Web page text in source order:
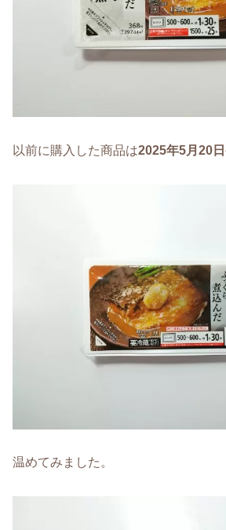
以前に購入した商品は2025年5月20
温めてみました。